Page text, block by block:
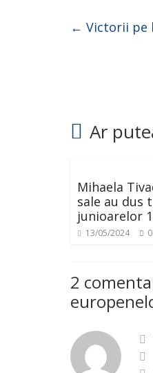
← Victorii pe
Ar
Mihaela
sale au dus
junioarelor
13/05/2024 0
2